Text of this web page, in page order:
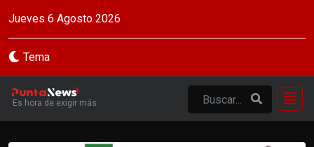
Jueves 6 Agosto 2026
Tema
Es hora de exigir más